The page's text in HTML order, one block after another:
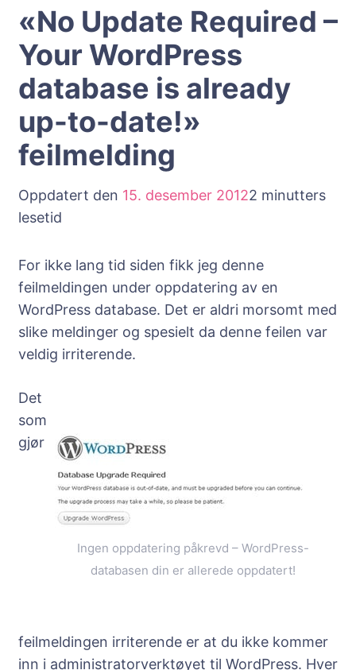
«No Update Required –
Your WordPress
database is already
up-to-date!»
feilmelding
Oppdatert den 15. desember 20122 minutters
lesetid
For ikke lang tid siden fikk jeg denne
feilmeldingen under oppdatering av en
WordPress database. Det er aldri morsomt med
slike meldinger og spesielt da denne feilen var
veldig irriterende.
Ingen oppdatering påkrevd – WordPress-
databasen din er allerede oppdatert!
Det
som
gjør
feilmeldingen irriterende er at du ikke kommer
inn i administratorverktøyet til WordPress. Hver